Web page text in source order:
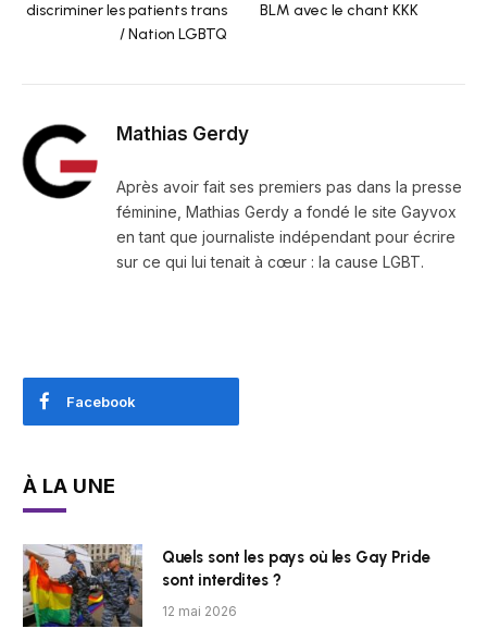
discriminer les patients trans
/ Nation LGBTQ
BLM avec le chant KKK
Mathias Gerdy
Après avoir fait ses premiers pas dans la presse
féminine, Mathias Gerdy a fondé le site Gayvox
en tant que journaliste indépendant pour écrire
sur ce qui lui tenait à cœur : la cause LGBT.
Facebook
À LA UNE
Quels sont les pays où les Gay Pride
sont interdites ?
12 mai 2026